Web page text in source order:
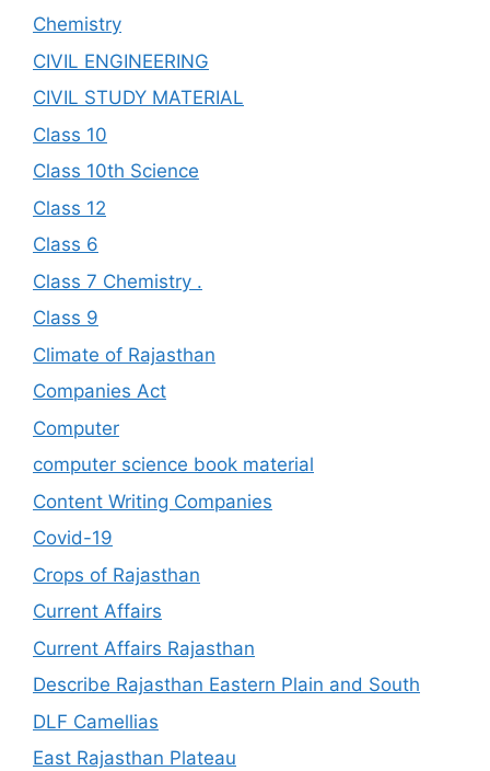
Chemistry
CIVIL ENGINEERING
CIVIL STUDY MATERIAL
Class 10
Class 10th Science
Class 12
Class 6
Class 7 Chemistry .
Class 9
Climate of Rajasthan
Companies Act
Computer
computer science book material
Content Writing Companies
Covid-19
Crops of Rajasthan
Current Affairs
Current Affairs Rajasthan
Describe Rajasthan Eastern Plain and South
DLF Camellias
East Rajasthan Plateau